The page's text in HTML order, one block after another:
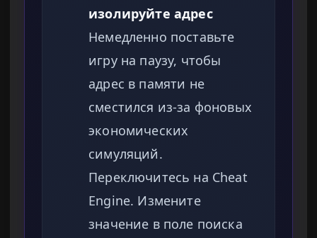
изолируйте адрес
Немедленно поставьте
игру на паузу, чтобы
адрес в памяти не
сместился из-за фоновых
экономических
симуляций.
Переключитесь на Cheat
Engine. Измените
значение в поле поиска